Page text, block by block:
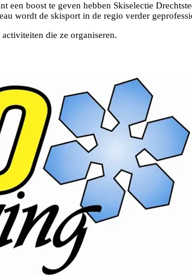
boost te geven hebben Skiselectie
wordt de skisport in de regio verder
die ze organiseren.